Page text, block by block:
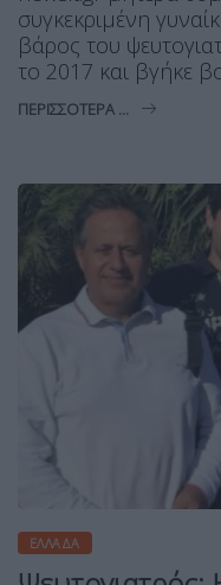
συγκεκριμένη
βάρος του
το 2017 και βγήκε
ΠΕΡΙΣΣΌΤΕΡΑ ...
ΕΛΛΆΔΑ